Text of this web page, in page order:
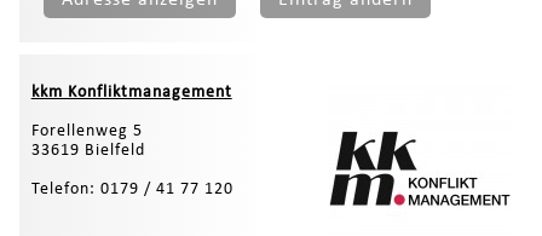
kkm Konfliktmanagement
Forellenweg 5
33619 Bielfeld
Telefon: 0179 / 41 77 120